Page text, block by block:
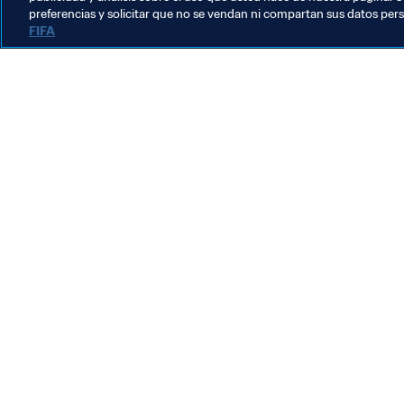
preferencias y solicitar que no se vendan ni compartan sus datos
FIFA